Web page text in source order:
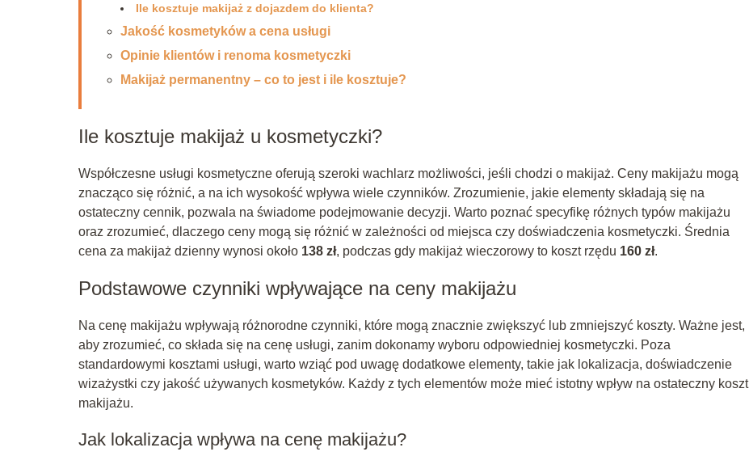
Ile kosztuje makijaż z dojazdem do klienta?
Jakość kosmetyków a cena usługi
Opinie klientów i renoma kosmetyczki
Makijaż permanentny – co to jest i ile kosztuje?
Ile kosztuje makijaż u kosmetyczki?
Współczesne usługi kosmetyczne oferują szeroki wachlarz możliwości, jeśli chodzi o makijaż. Ceny makijażu mogą
znacząco się różnić, a na ich wysokość wpływa wiele czynników. Zrozumienie, jakie elementy składają się na
ostateczny cennik, pozwala na świadome podejmowanie decyzji. Warto poznać specyfikę różnych typów makijażu
oraz zrozumieć, dlaczego ceny mogą się różnić w zależności od miejsca czy doświadczenia kosmetyczki. Średnia
cena za makijaż dzienny wynosi około 138 zł, podczas gdy makijaż wieczorowy to koszt rzędu 160 zł.
Podstawowe czynniki wpływające na ceny makijażu
Na cenę makijażu wpływają różnorodne czynniki, które mogą znacznie zwiększyć lub zmniejszyć koszty. Ważne jest,
aby zrozumieć, co składa się na cenę usługi, zanim dokonamy wyboru odpowiedniej kosmetyczki. Poza
standardowymi kosztami usługi, warto wziąć pod uwagę dodatkowe elementy, takie jak lokalizacja, doświadczenie
wizażystki czy jakość używanych kosmetyków. Każdy z tych elementów może mieć istotny wpływ na ostateczny koszt
makijażu.
Jak lokalizacja wpływa na cenę makijażu?